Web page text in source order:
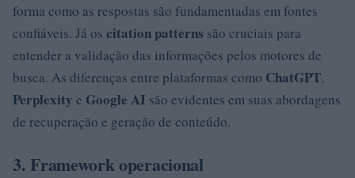
forma como as respostas são fundamentadas em fontes
confiáveis. Já os citation patterns são cruciais para
entender a validação das informações pelos motores de
busca. As diferenças entre plataformas como ChatGPT,
Perplexity e Google AI são evidentes em suas abordagens
de recuperação e geração de conteúdo.
3. Framework operacional